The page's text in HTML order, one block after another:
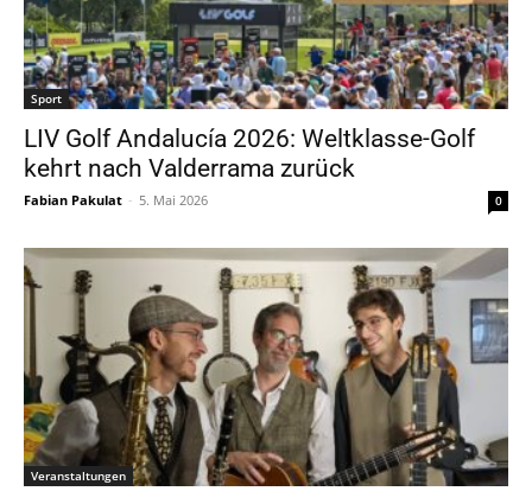
Sport
LIV Golf Andalucía 2026: Weltklasse-Golf
kehrt nach Valderrama zurück
Fabian Pakulat - 5. Mai 2026 0
Veranstaltungen